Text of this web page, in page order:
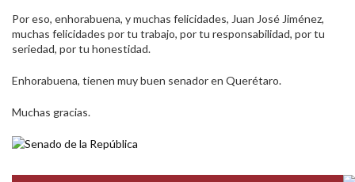
Por eso, enhorabuena, y muchas felicidades, Juan José Jiménez,
muchas felicidades por tu trabajo, por tu responsabilidad, por tu
seriedad, por tu honestidad.
Enhorabuena, tienen muy buen senador en Querétaro.
Muchas gracias.